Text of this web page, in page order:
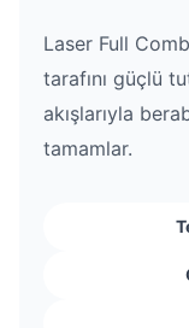
Laser Full
tarafını güçlü
akışlarıyla
tamamlar.